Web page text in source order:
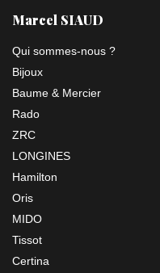
Marcel SIAUD
Qui sommes-nous ?
Bijoux
Baume & Mercier
Rado
ZRC
LONGINES
Hamilton
Oris
MIDO
Tissot
Certina